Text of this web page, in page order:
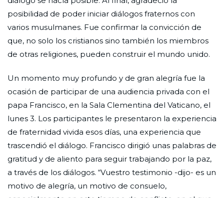
posibilidad de poder iniciar diálogos fraternos con
varios musulmanes. Fue confirmar la convicción de
que, no solo los cristianos sino también los miembros
de otras religiones, pueden construir el mundo unido.
Un momento muy profundo y de gran alegría fue la
ocasión de participar de una audiencia privada con el
papa Francisco, en la Sala Clementina del Vaticano, el
lunes 3. Los participantes le presentaron la experiencia
de fraternidad vivida esos días, una experiencia que
trascendió el diálogo. Francisco dirigió unas palabras de
gratitud y de aliento para seguir trabajando por la paz,
a través de los diálogos. “Vuestro testimonio -dijo- es un
motivo de alegría, un motivo de consuelo,